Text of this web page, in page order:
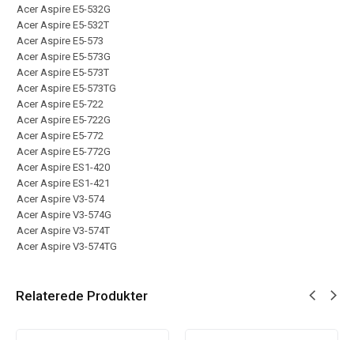
Acer Aspire E5-532G
Acer Aspire E5-532T
Acer Aspire E5-573
Acer Aspire E5-573G
Acer Aspire E5-573T
Acer Aspire E5-573TG
Acer Aspire E5-722
Acer Aspire E5-722G
Acer Aspire E5-772
Acer Aspire E5-772G
Acer Aspire ES1-420
Acer Aspire ES1-421
Acer Aspire V3-574
Acer Aspire V3-574G
Acer Aspire V3-574T
Acer Aspire V3-574TG
Relaterede Produkter